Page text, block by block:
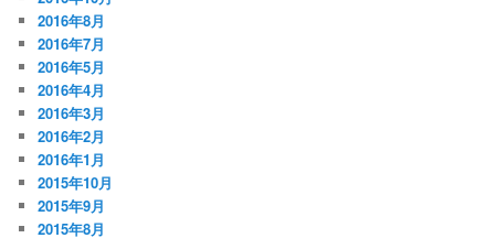
2016年8月
2016年7月
2016年5月
2016年4月
2016年3月
2016年2月
2016年1月
2015年10月
2015年9月
2015年8月